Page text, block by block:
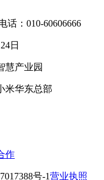
话：010-60606666
日
慧产业园
米华东总部
作
号-1营业执照